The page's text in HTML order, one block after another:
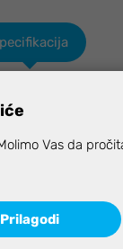
Vas da
Prilagodi